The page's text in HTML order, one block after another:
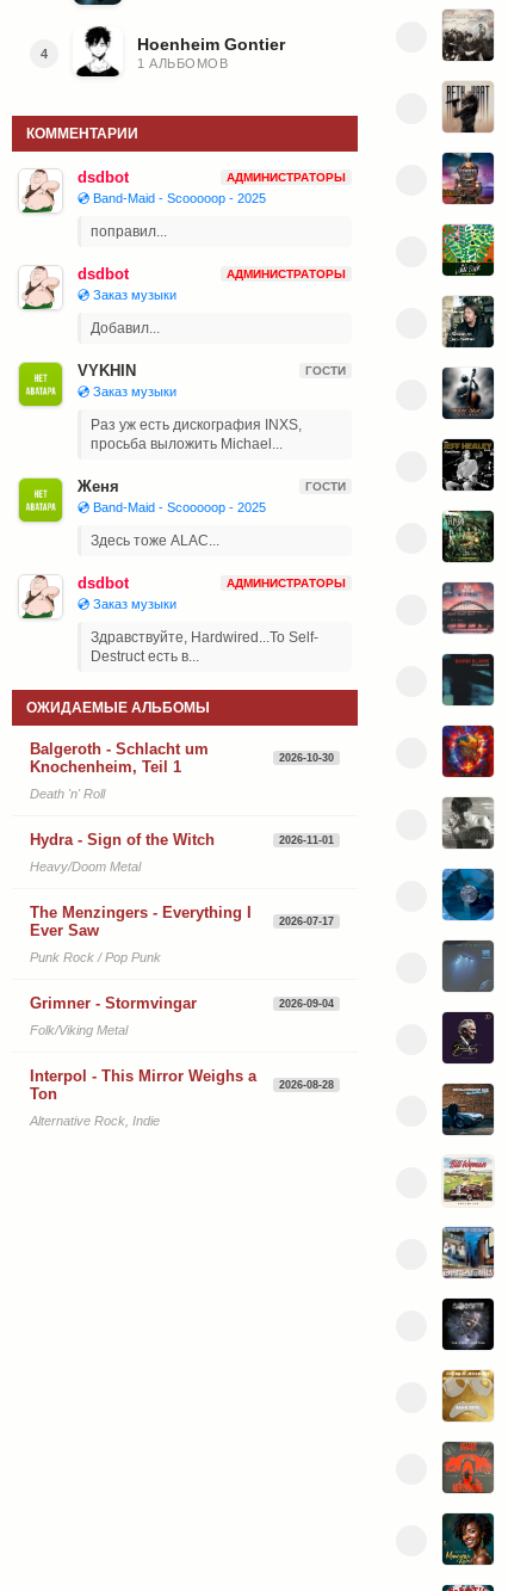
4 Hoenheim Gontier
1 АЛЬБОМОВ
КОММЕНТАРИИ
dsdbot АДМИНИСТРАТОРЫ
💿 Band-Maid - Scooooop - 2025
поправил...
dsdbot АДМИНИСТРАТОРЫ
💿 Заказ музыки
Добавил...
VYKHIN ГОСТИ
💿 Заказ музыки
Раз уж есть дискография INXS,
просьба выложить Michael...
Женя ГОСТИ
💿 Band-Maid - Scooooop - 2025
Здесь тоже ALAC...
dsdbot АДМИНИСТРАТОРЫ
💿 Заказ музыки
Здравствуйте, Hardwired...To Self-
Destruct есть в...
ОЖИДАЕМЫЕ АЛЬБОМЫ
Balgeroth - Schlacht um
Knochenheim, Teil 1
2026-10-30
Death 'n' Roll
Hydra - Sign of the Witch 2026-11-01
Heavy/Doom Metal
The Menzingers - Everything I
Ever Saw
2026-07-17
Punk Rock / Pop Punk
Grimner - Stormvingar 2026-09-04
Folk/Viking Metal
Interpol - This Mirror Weighs a
Ton
2026-08-28
Alternative Rock, Indie